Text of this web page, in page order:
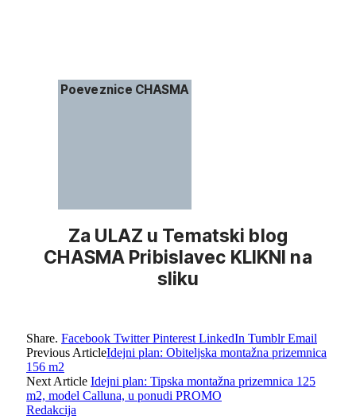
Poeveznice CHASMA
Za ULAZ u Tematski blog
CHASMA Pribislavec KLIKNI na
sliku
Share. Facebook Twitter Pinterest LinkedIn Tumblr Email
Previous ArticleIdejni plan: Obiteljska montažna prizemnica
156 m2
Next Article Idejni plan: Tipska montažna prizemnica 125
m2, model Calluna, u ponudi PROMO
Redakcija